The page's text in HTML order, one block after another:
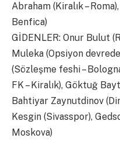
Abraham (Kiralık –
Benfica)
GİDENLER: Onur Bulut
Muleka (Opsiyon
(Sözleşme feshi –
FK – Kiralık), Göktuğ
Bahtiyar Zaynutdinov
Kesgin (Sivasspor),
Moskova)